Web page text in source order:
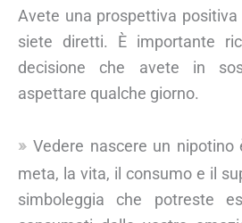
Avete una prospettiva
siete diretti. È importante
decisione che avete in
aspettare qualche giorno.
Vedere nascere un
meta, la vita, il consumo e il
simboleggia che potreste